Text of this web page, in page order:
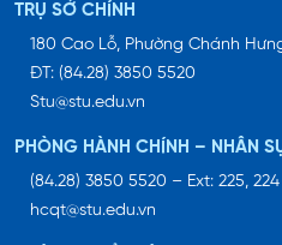
TRỤ SỞ CHÍNH
180 Cao Lỗ, Phường Chánh
ĐT: (84.28) 3850 5520
Stu@stu.edu.vn
PHÒNG HÀNH CHÍNH – NHÂN
(84.28) 3850 5520 – Ext: 225, 224
hcqt@stu.edu.vn